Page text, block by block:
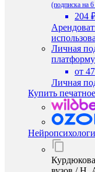
(подписка на
204
Личная
платформу
от
Личная
Купить